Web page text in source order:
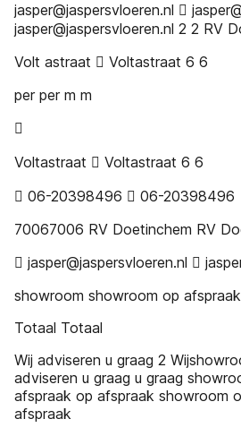
jasper@jaspersvloeren.nl 
jasper@jaspersvloeren.nl 2 2 RV
Volt astraat  Voltastraat 6 6
per per m m

Voltastraat  Voltastraat 6 6
 06-20398496  06-20398496
70067006 RV Doetinchem RV
 jasper@jaspersvloeren.nl 
showroom showroom op
Totaal Totaal
Wij adviseren u graag 2
adviseren u graag u graag
afspraak op afspraak showroom
afspraak